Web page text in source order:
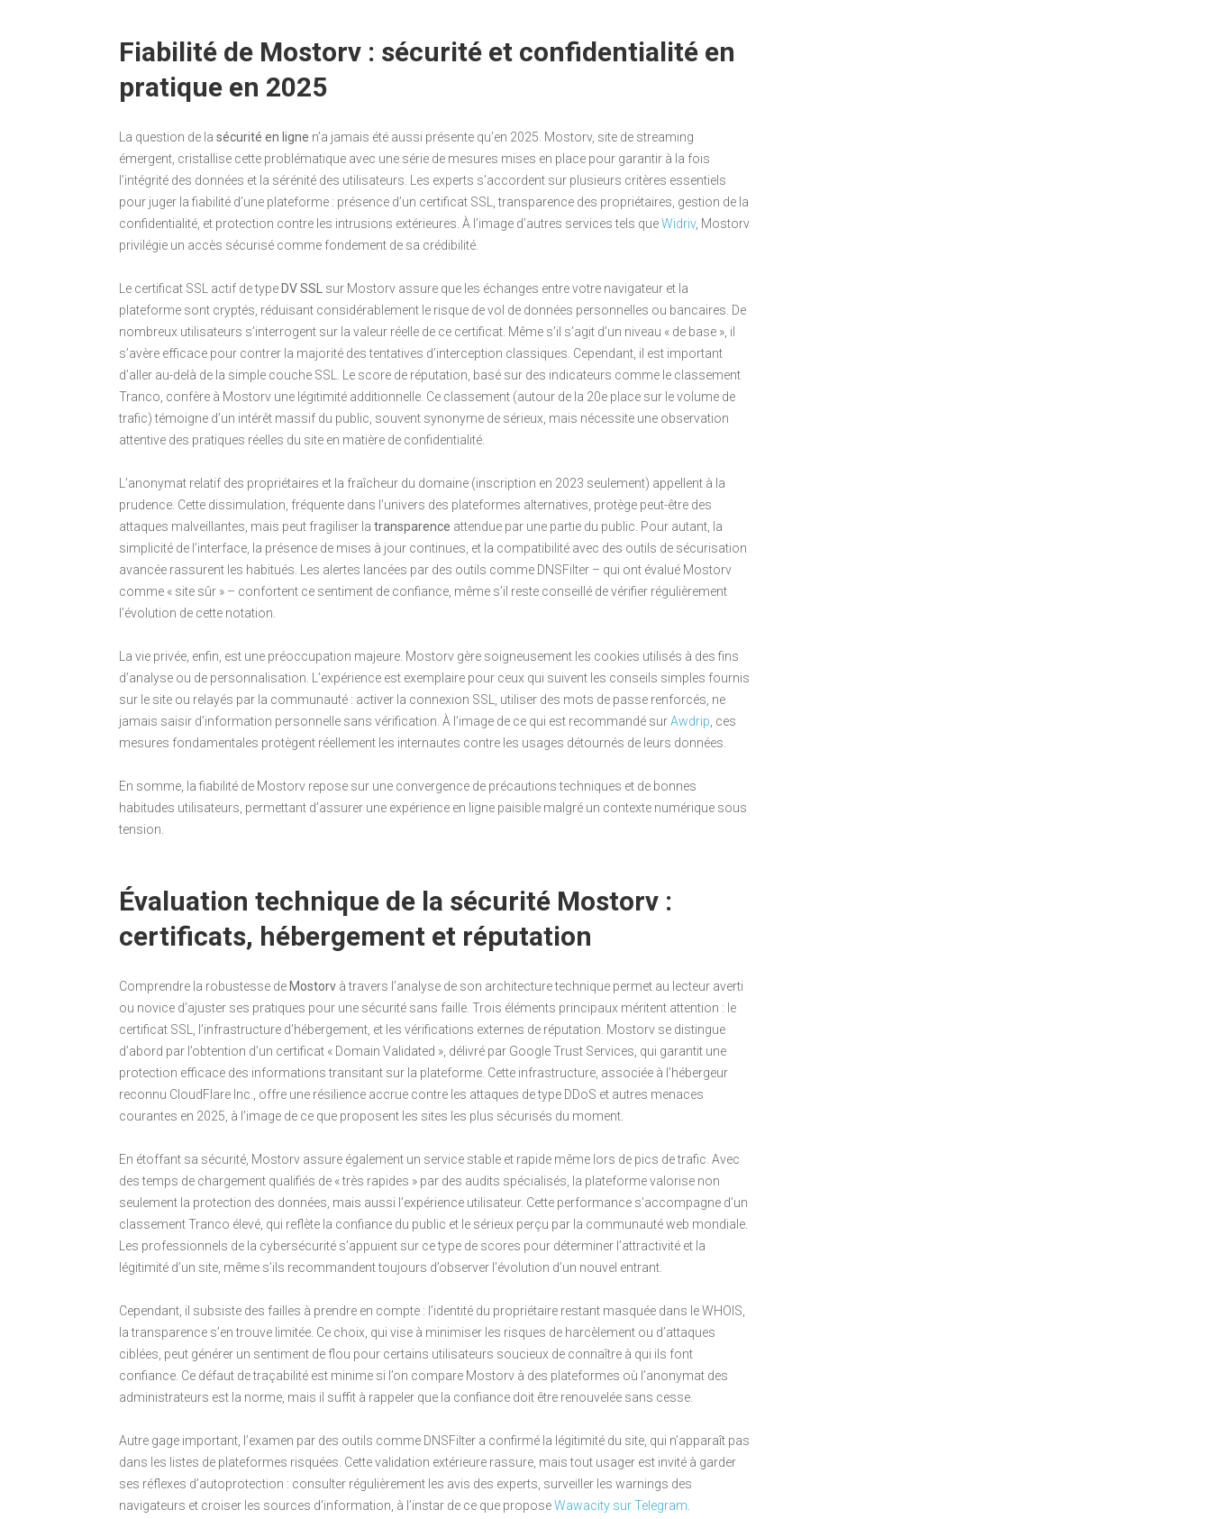
Fiabilité de Mostorv : sécurité et confidentialité en
pratique en 2025
La question de la sécurité en ligne n’a jamais été aussi présente qu’en 2025. Mostorv, site de streaming
émergent, cristallise cette problématique avec une série de mesures mises en place pour garantir à la fois
l’intégrité des données et la sérénité des utilisateurs. Les experts s’accordent sur plusieurs critères essentiels
pour juger la fiabilité d’une plateforme : présence d’un certificat SSL, transparence des propriétaires, gestion de la
confidentialité, et protection contre les intrusions extérieures. À l’image d’autres services tels queWidriv, Mostorv
privilégie un accès sécurisé comme fondement de sa crédibilité.
Le certificat SSL actif de type DV SSL
sur Mostorv assure que les échanges entre votre navigateur et la
plateforme sont cryptés, réduisant considérablement le risque de vol de données personnelles ou bancaires. De
nombreux utilisateurs s’interrogent sur la valeur réelle de ce certificat. Même s’il s’agit d’un niveau « de base », il
s’avère efficace pour contrer la majorité des tentatives d’interception classiques. Cependant, il est important
d’aller au-delà de la simple couche SSL. Le score de réputation, basé sur des indicateurs comme le classement
Tranco, confère à Mostorv une légitimité additionnelle. Ce classement (autour de la 20e place sur le volume de
trafic) témoigne d’un intérêt massif du public, souvent synonyme de sérieux, mais nécessite une observation
attentive des pratiques réelles du site en matière de confidentialité.
L’anonymat relatif des propriétaires et la fraîcheur du domaine (inscription en 2023 seulement) appellent à la
prudence. Cette dissimulation, fréquente dans l’univers des plateformes alternatives, protège peut-être des
attaques malveillantes, mais peut fragiliser la transparence attendue par une partie du public. Pour autant, la
simplicité de l’interface, la présence de mises à jour continues, et la compatibilité avec des outils de sécurisation
avancée rassurent les habitués. Les alertes lancées par des outils comme DNSFilter – qui ont évalué Mostorv
comme « site sûr » – confortent ce sentiment de confiance, même s’il reste conseillé de vérifier régulièrement
l’évolution de cette notation.
La vie privée, enfin, est une préoccupation majeure. Mostorv gère soigneusement les cookies utilisés à des fins
d’analyse ou de personnalisation. L’expérience est exemplaire pour ceux qui suivent les conseils simples fournis
sur le site ou relayés par la communauté : activer la connexion SSL, utiliser des mots de passe renforcés, ne
jamais saisir d’information personnelle sans vérification. À l’image de ce qui est recommandé surAwdrip , ces
mesures fondamentales protègent réellement les internautes contre les usages détournés de leurs données.
En somme, la fiabilité de Mostorv repose sur une convergence de précautions techniques et de bonnes
habitudes utilisateurs, permettant d’assurer une expérience en ligne paisible malgré un contexte numérique sous
tension.
Évaluation technique de la sécurité Mostorv :
certificats, hébergement et réputation
Comprendre la robustesse de Mostorv à travers l’analyse de son architecture technique permet au lecteur averti
ou novice d’ajuster ses pratiques pour une sécurité sans faille. Trois éléments principaux méritent attention : le
certificat SSL, l’infrastructure d’hébergement, et les vérifications externes de réputation. Mostorv se distingue
d’abord par l’obtention d’un certificat « Domain Validated », délivré par Google Trust Services, qui garantit une
protection efficace des informations transitant sur la plateforme. Cette infrastructure, associée à l’hébergeur
reconnu CloudFlare Inc., offre une résilience accrue contre les attaques de type DDoS et autres menaces
courantes en 2025, à l’image de ce que proposent les sites les plus sécurisés du moment.
En étoffant sa sécurité, Mostorv assure également un service stable et rapide même lors de pics de trafic. Avec
des temps de chargement qualifiés de « très rapides » par des audits spécialisés, la plateforme valorise non
seulement la protection des données, mais aussi l’expérience utilisateur. Cette performance s’accompagne d’un
classement Tranco élevé, qui reflète la confiance du public et le sérieux perçu par la communauté web mondiale.
Les professionnels de la cybersécurité s’appuient sur ce type de scores pour déterminer l’attractivité et la
légitimité d’un site, même s’ils recommandent toujours d’observer l’évolution d’un nouvel entrant.
Cependant, il subsiste des failles à prendre en compte : l’identité du propriétaire restant masquée dans le WHOIS,
la transparence s’en trouve limitée. Ce choix, qui vise à minimiser les risques de harcèlement ou d’attaques
ciblées, peut générer un sentiment de flou pour certains utilisateurs soucieux de connaître à qui ils font
confiance. Ce défaut de traçabilité est minime si l’on compare Mostorv à des plateformes où l’anonymat des
administrateurs est la norme, mais il suffit à rappeler que la confiance doit être renouvelée sans cesse.
Autre gage important, l’examen par des outils comme DNSFilter a confirmé la légitimité du site, qui n’apparaît pas
dans les listes de plateformes risquées. Cette validation extérieure rassure, mais tout usager est invité à garder
ses réflexes d’autoprotection : consulter régulièrement les avis des experts, surveiller les warnings des
navigateurs et croiser les sources d’information, à l’instar de ce que proposeWawacity sur Telegram